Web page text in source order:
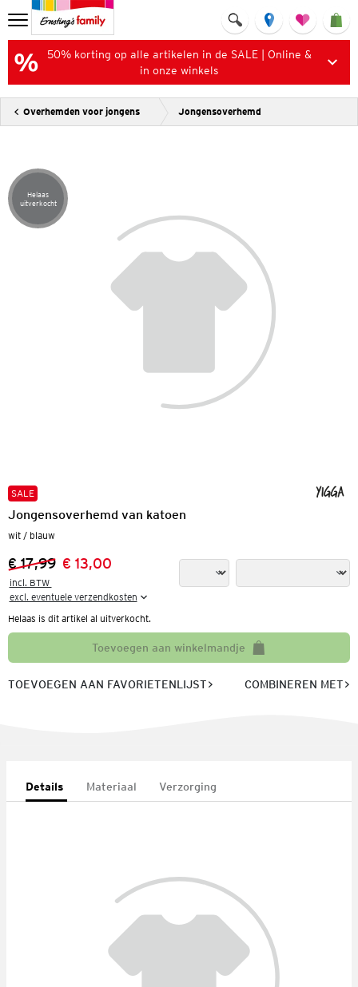
50% korting op alle artikelen in de SALE | Online &
in onze winkels
Overhemden voor jongens Jongensoverhemd
Artikel helaas uitverkocht
Helaas
uitverkocht
SALE
Jongensoverhemd van katoen
wit / blauw
Vorige prijs:
€ 17,99
Nieuwe prijs:
€ 13,00
incl. BTW
excl. eventuele verzendkosten
Helaas is dit artikel al uitverkocht.
Toevoegen aan winkelmandje
TOEVOEGEN AAN FAVORIETENLIJST COMBINEREN MET
Details Materiaal Verzorging